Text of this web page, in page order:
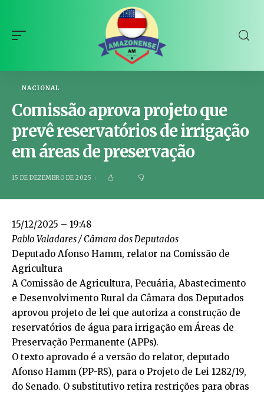
NACIONAL
Comissão aprova projeto que
prevê reservatórios de irrigação
em áreas de preservação
15 DE DEZEMBRO DE 2025
15/12/2025 – 19:48
Pablo Valadares / Câmara dos Deputados
Deputado Afonso Hamm, relator na Comissão de
Agricultura
A Comissão de Agricultura, Pecuária, Abastecimento
e Desenvolvimento Rural da Câmara dos Deputados
aprovou projeto de lei que autoriza a construção de
reservatórios de água para irrigação em Áreas de
Preservação Permanente (APPs).
O texto aprovado é a versão do relator, deputado
Afonso Hamm (PP-RS), para o Projeto de Lei 1282/19,
do Senado. O substitutivo retira restrições para obras